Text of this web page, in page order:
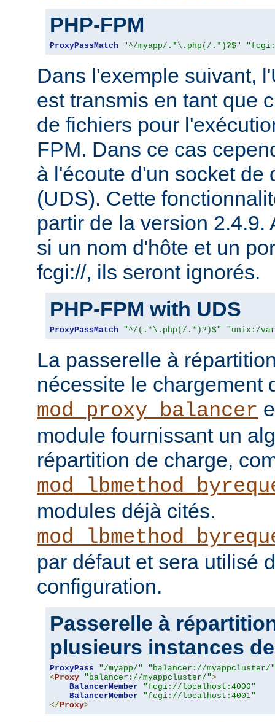
PHP-FPM
ProxyPassMatch "^/myapp/.*\.php(/.*)?$"
Dans l'exemple suivant,
est transmis en tant que
de fichiers pour
FPM. Dans ce cas
à l'écoute d'un socket de
(UDS). Cette
partir de la version 2.4.9.
si un nom d'hôte et un
fcgi://, ils seront ignorés.
PHP-FPM with UDS
ProxyPassMatch "^/(.*\.php(/.*)?)$" "unix:/
La passerelle à
nécessite le chargement
mod_proxy_balancer
module fournissant un
répartition de charge,
modules déjà cités.
par défaut et sera utilisé
configuration.
Passerelle à
plusieurs instances
ProxyPass "/myapp/"
"balancer://myappcluster/"
< Proxy "balancer://myappcluster/">
BalancerMember
"fcgi://localhost:4000"
BalancerMember
"fcgi://localhost:4001"
</ Proxy>